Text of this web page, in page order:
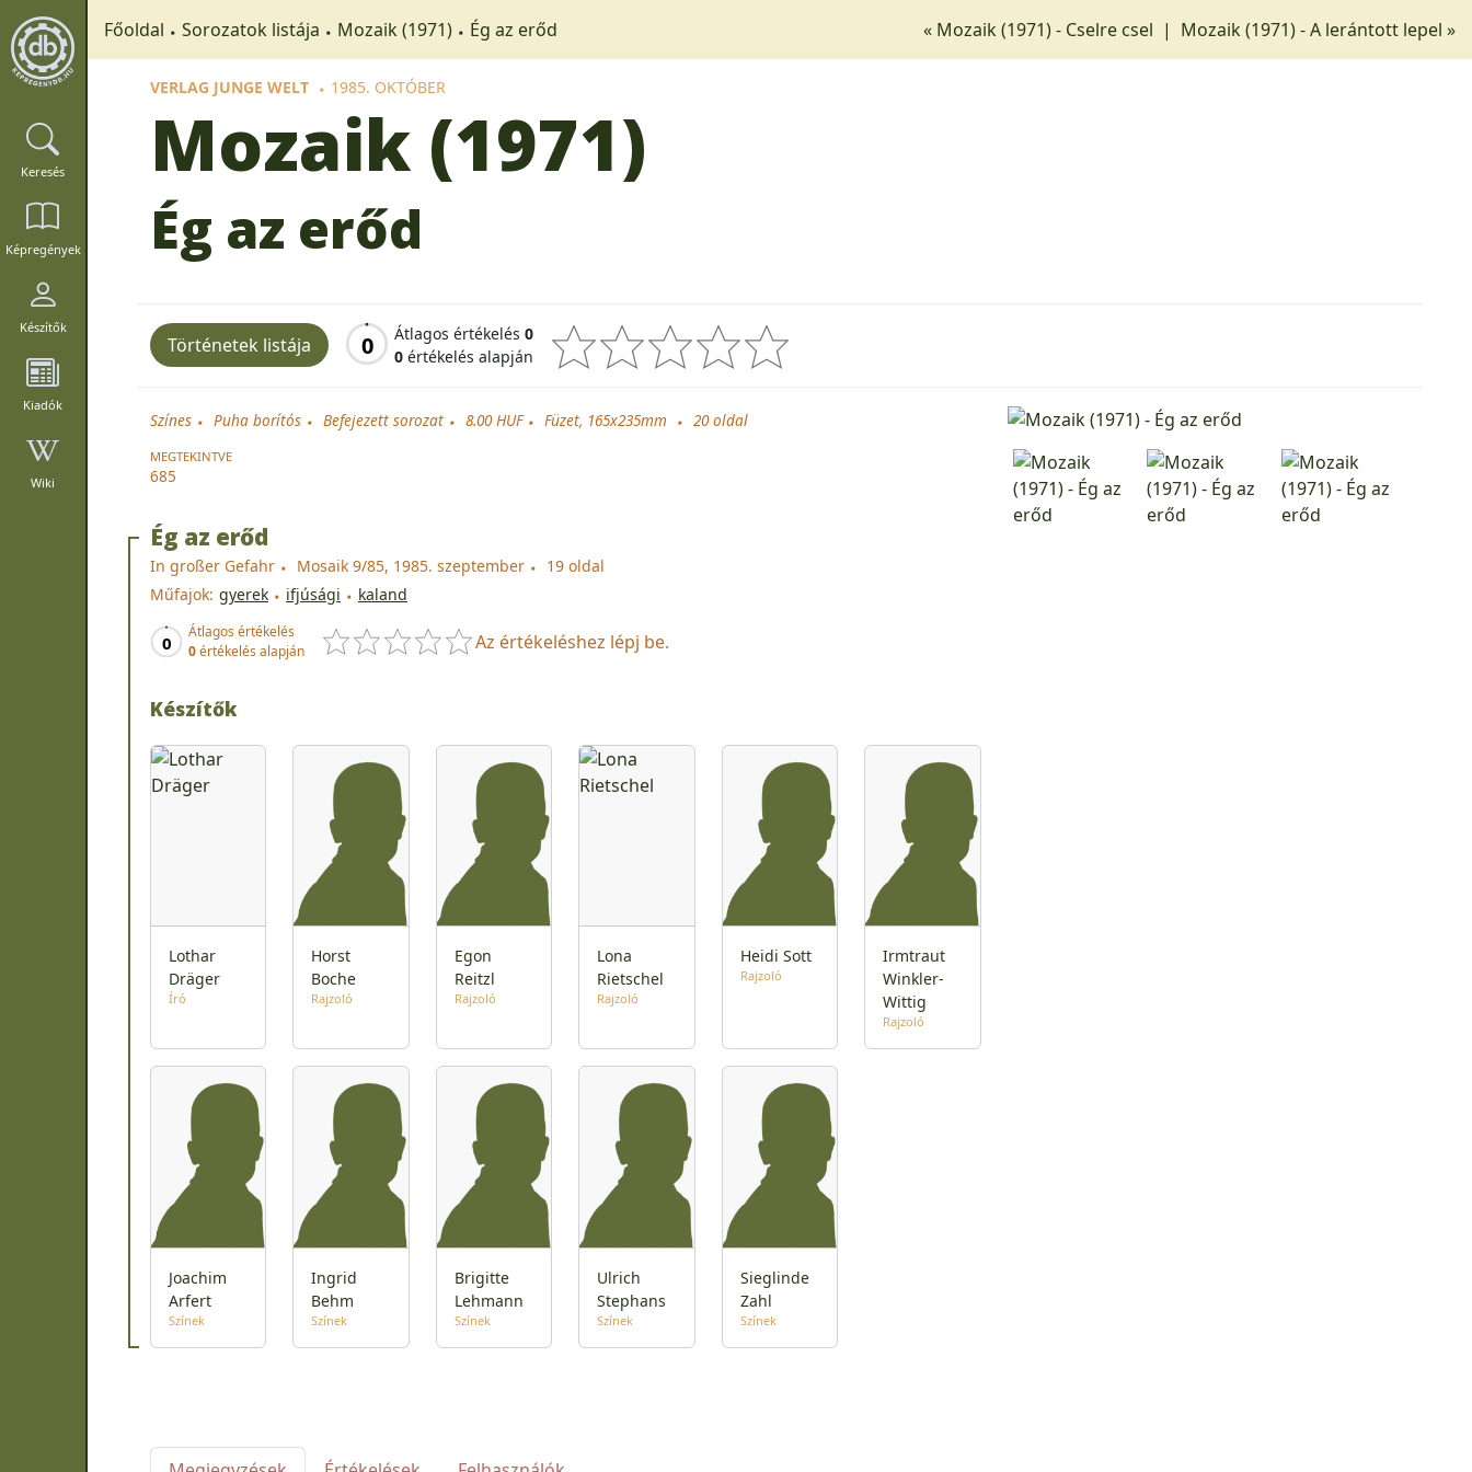
Keresés
Képregények
Készítők
Kiadók
Wiki
Főoldal Sorozatok listája Mozaik (1971) Ég az erőd « Mozaik (1971) - Cselre csel | Mozaik (1971) - A lerántott lepel »
VERLAG JUNGE WELT 1985. OKTÓBER
Mozaik (1971)
Ég az erőd
Történetek listája 0 Átlagos értékelés 0
0 értékelés alapján
Színes Puha borítós Befejezett sorozat 8.00 HUF Füzet, 165x235mm 20oldal
MEGTEKINTVE
685
Ég az erőd
In großer Gefahr Mosaik 9/85, 1985. szeptember
19 oldal
Műfajok: gyerek ifjúsági kaland
0
Átlagos értékelés
0értékelés alapján Az értékeléshez lépj be.
Készítők
Lothar
Dräger
Író
Horst
Boche
Rajzoló
Egon
Reitzl
Rajzoló
Lona
Rietschel
Rajzoló
Heidi Sott
Rajzoló
Irmtraut
Winkler-
Wittig
Rajzoló
Joachim
Arfert
Színek
Ingrid
Behm
Színek
Brigitte
Lehmann
Színek
Ulrich
Stephans
Színek
Sieglinde
Zahl
Színek